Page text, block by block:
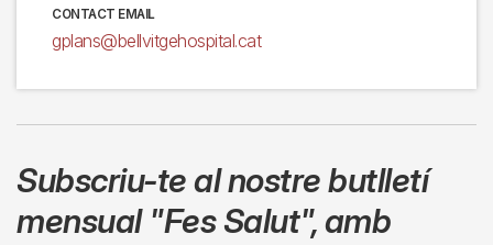
CONTACT EMAIL
gplans@bellvitgehospital.cat
Subscriu-te al nostre butlletí
mensual "Fes Salut",amb